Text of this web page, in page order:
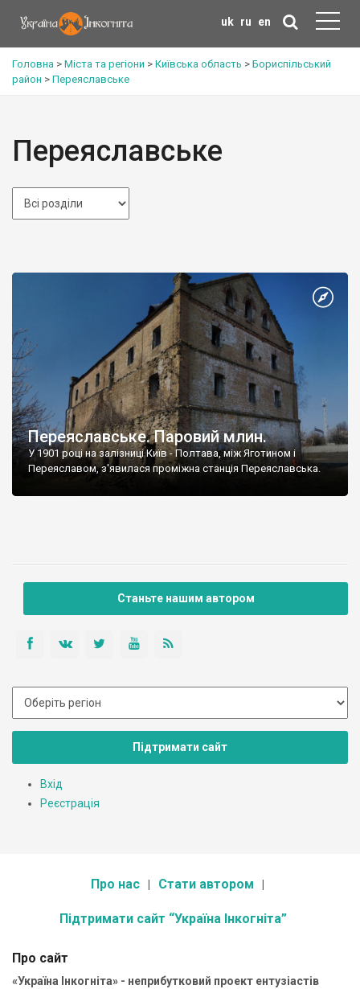
uk ru en
Головна > Міста та регіони > Київська область > Бориспільський
район > Переяславське
Переяславське
Переяславське. Паровий млин.
У 1901 році на залізниці Київ - Полтава, між Яготином і
Переяславом, з'явилася проміжна станція Переяславська.
Станьте нашим автором
Підтримати сайт
Вхід
Реєстрація
Про нас Стати автором
Підтримати сайт “Україна Інкогніта”
Про сайт
«Україна Інкогніта» - неприбутковий проект ентузіастів